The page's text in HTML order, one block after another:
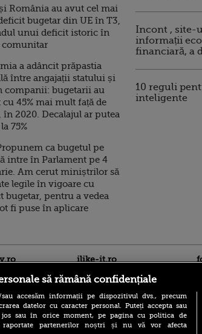
România au avut cel mai
bugetar din UE în T3,
unui deficit istoric în
comunitar
a adâncit prăpastia
între angajații statului și
companii: bugetarii au
45% mai mult față de
în 2020. Decalajul ar putea
75%
ca bugetul pe
intre în Parlament pe 4
Am cerut miniștrilor să
legile în vigoare cu
bugetar, pentru a vedea
fi puse în aplicare
Incont , site-
informații
financiară, a
10 reguli
inteligente
ilike-it.ro
să rămână confidențiale
accesăm informații pe dispozitivul dvs., precum
datelor cu caracter personal. Puteți accepta sau
sau în orice moment, pe pagina cu politica de
raportate partenerilor noștri și nu vă vor afecta